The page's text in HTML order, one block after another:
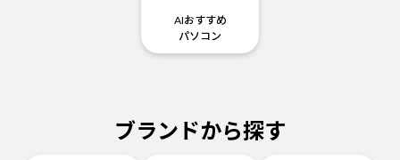
AIおすすめ
パソコン
ブランドから探す